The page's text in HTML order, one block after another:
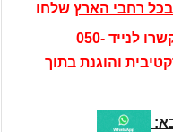
בכל רחבי הארץ שלחו
לנייד 050-
והוגנת בתוך